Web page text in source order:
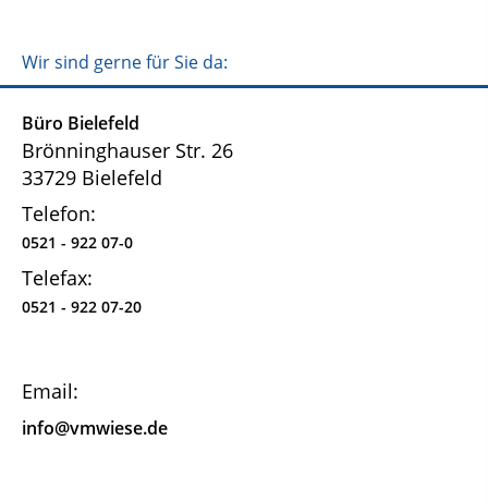
Wir sind gerne für Sie da:
Büro Bielefeld
Brönninghauser Str. 26
33729 Bielefeld
Telefon:
0521 - 922 07-0
Telefax:
0521 - 922 07-20
Email:
info@vmwiese.de